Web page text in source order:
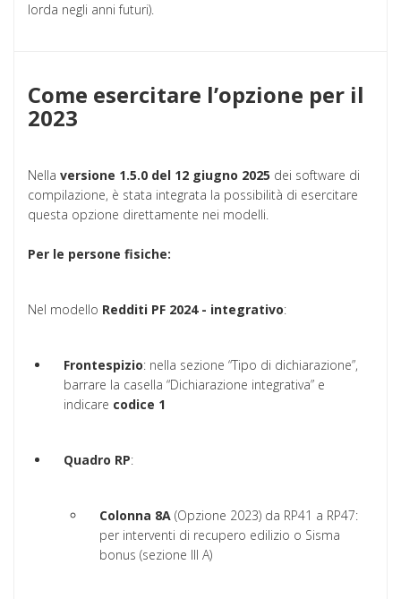
lorda negli anni futuri).
Come esercitare l’opzione per il
2023
Nella versione 1.5.0 del 12 giugno 2025 dei software di
compilazione, è stata integrata la possibilità di esercitare
questa opzione direttamente nei modelli.
Per le persone fisiche:
Nel modello Redditi PF 2024 - integrativo:
Frontespizio: nella sezione “Tipo di dichiarazione”,
barrare la casella “Dichiarazione integrativa” e
indicare codice 1
Quadro RP:
Colonna 8A (Opzione 2023) da RP41 a RP47:
per interventi di recupero edilizio o Sisma
bonus (sezione III A)